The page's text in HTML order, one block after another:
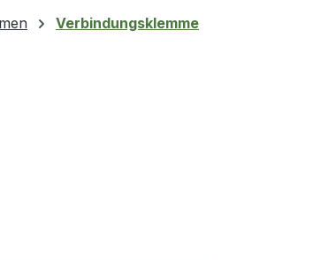
Verbindungsklemme